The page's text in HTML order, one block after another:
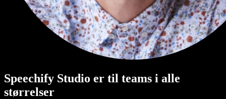
Speechify Studio er til teams i alle
størrelser